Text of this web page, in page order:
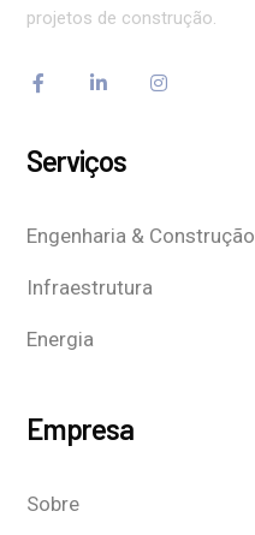
projetos de construção.
Serviços
Engenharia & Construção
Infraestrutura
Energia
Empresa
Sobre